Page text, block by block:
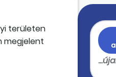
területen
megjelent
és
köthető